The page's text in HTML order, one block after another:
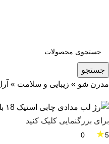
جستجو
مدرن شو » زیبایی و سلامت »
برای بزرگنمایی کلیک کنید
5
★